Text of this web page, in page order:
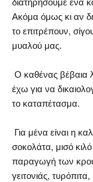
Ακόμα όμως κι αν
το επιτρέπουν,
μυαλού μας.
Ο καθένας βέβαια
έχω για να
το καταπέτασμα.
Για μένα είναι η
σοκολάτα, μισό
παραγωγή των
γειτονιάς,